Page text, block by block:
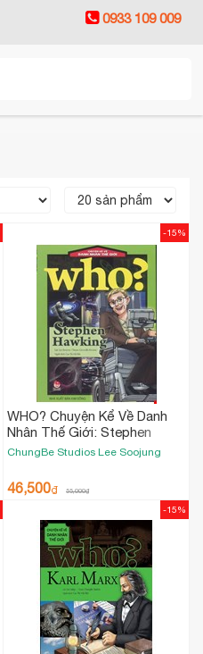
0933 109 009
WHO? Chuyện Kể Về Danh
Nhân Thế Giới: Stephen
Hawking (Tái Bản 2019)
ChungBe Studios Lee Soojung
46,500₫ 55,000₫
-15%
-15%